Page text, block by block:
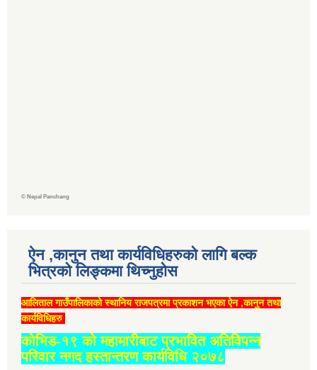
© Nepal Panchang
ऐन ,कानुन तथा कार्यविधिहरुको लागि बल्क
भित्रको लिङ्कमा थिच्‍नुहोस
आलिताल गाउँपालिकाको स्थानिय राजपत्रमा प्रकाशन भएका ऐन ,कानुन तथा
कार्यविधिहरु
कोभिड-१९ को महामारीबाट प्रभावित अतिविपन्न
परिवार नगद हस्तान्तरण कार्यविधि २०७८